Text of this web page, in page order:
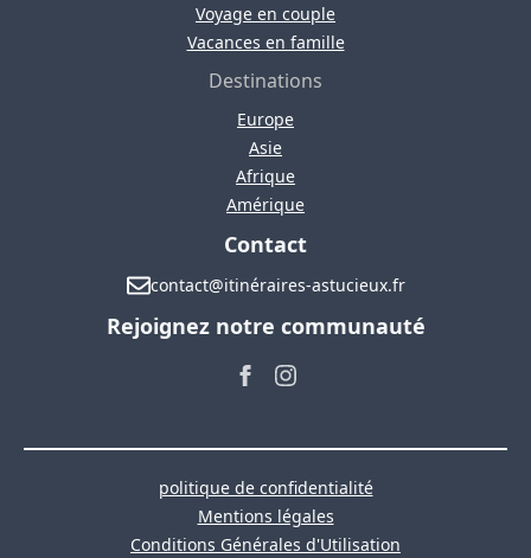
Voyage en couple
Vacances en famille
Destinations
Europe
Asie
Afrique
Amérique
Contact
contact@itinéraires-astucieux.fr
Rejoignez notre communauté
politique de confidentialité
Mentions légales
Conditions Générales d'Utilisation